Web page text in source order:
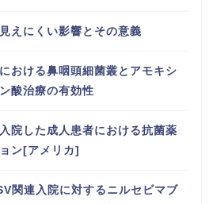
えにくい影響とその意義
おける鼻咽頭細菌叢とアモキシ
酸治療の有効性
院した成人患者における抗菌薬
ン[アメリカ]
関連入院に対するニルセビマブ